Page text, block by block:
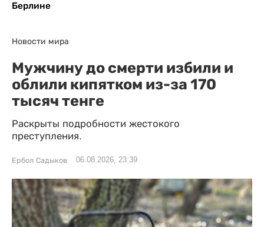
Берлине
Новости мира
Мужчину до смерти избили и
облили кипятком из-за 170
тысяч тенге
Раскрыты подробности жестокого
преступления.
Ербол Садыков 06.08.2026, 23:39